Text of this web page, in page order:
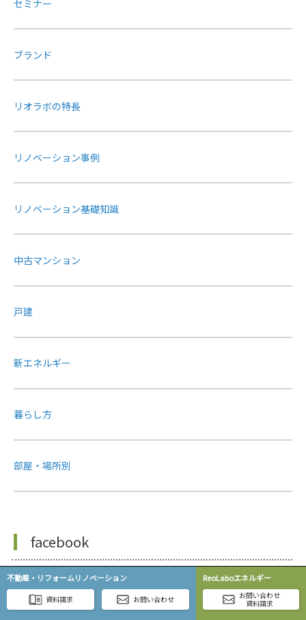
セミナー
ブランド
リオラボの特長
リノベーション事例
リノベーション基礎知識
中古マンション
戸建
新エネルギー
暮らし方
部屋・場所別
facebook
不動産・リフォームリノベーション
資料請求 お問い合わせ
ReoLaboエネルギー
お問い合わせ
資料請求